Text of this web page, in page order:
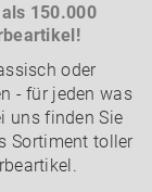
150.000
oder
- für jeden was
uns finden Sie
Sortiment toller